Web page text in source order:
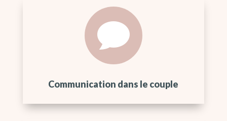

Communication dans le couple